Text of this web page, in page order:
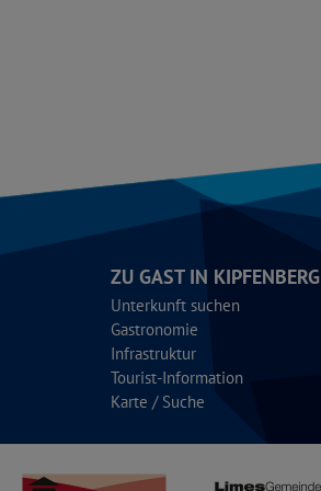
ZU GAST IN KIPFENBERG
Unterkunft suchen
Gastronomie
Infrastruktur
Tourist-Information
Karte / Suche